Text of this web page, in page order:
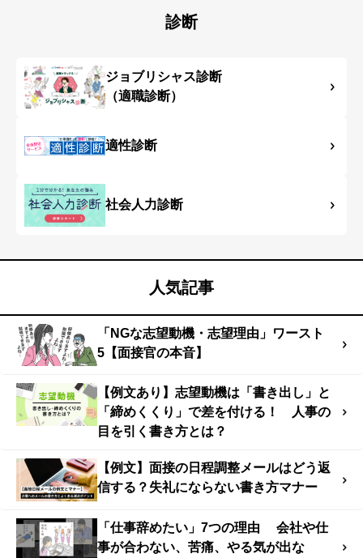
診断
ジョブリシャス診断
（適職診断）
適性診断
社会人力診断
人気記事
「NGな志望動機・志望理由」ワースト
5【面接官の本音】
【例文あり】志望動機は「書き出し」と
「締めくくり」で差を付ける！ 人事の
目を引く書き方とは？
【例文】面接の日程調整メールはどう返
信する？失礼にならない書き方マナー
「仕事辞めたい」7つの理由 会社や仕
事が合わない、苦痛、やる気が出な